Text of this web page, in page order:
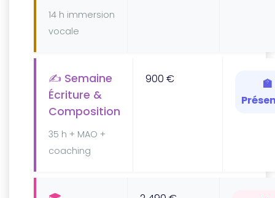
14 h immersion
vocale
✍️ Semaine
Écriture &
Composition
35 h + MAO +
coaching
900 €
🏫